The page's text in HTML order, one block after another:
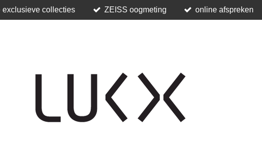
exclusieve collecties ZEISS oogmeting online afspreken